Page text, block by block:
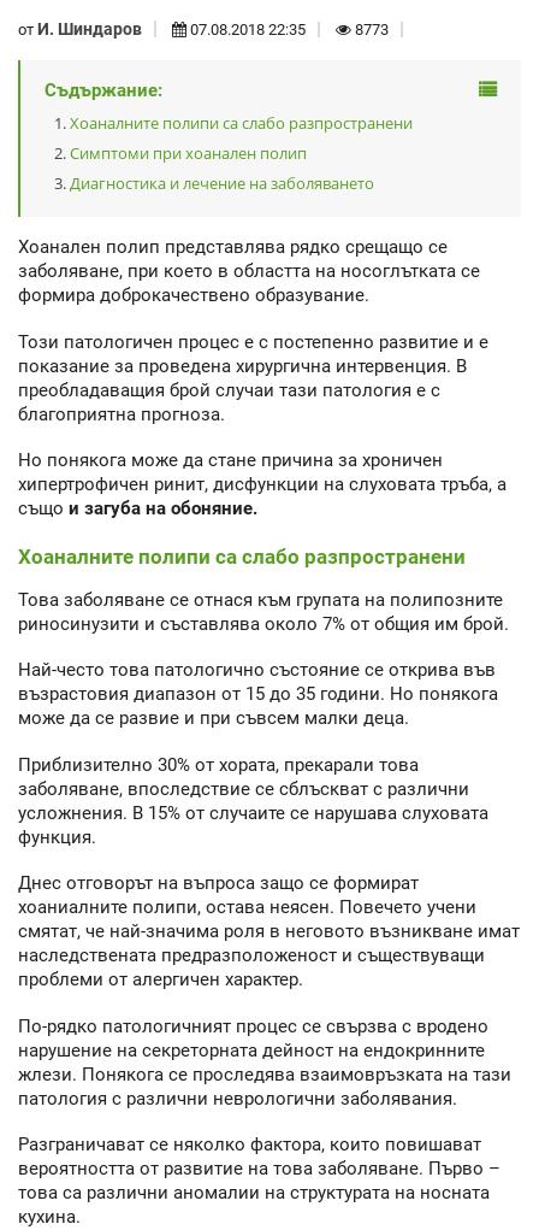
от И. Шиндаров 07.08.2018 22:35 8773
Съдържание:
Хоаналните полипи са слабо разпространени
Симптоми при хоанален полип
Диагностика и лечение на заболяването
Хоанален полип представлява рядко срещащо се
заболяване, при което в областта на носоглътката се
формира доброкачествено образувание.
Този патологичен процес е с постепенно развитие и е
показание за проведена хирургична интервенция. В
преобладаващия брой случаи тази патология е с
благоприятна прогноза.
Но понякога може да стане причина за хроничен
хипертрофичен ринит, дисфункции на слуховата тръба, а
също и загуба на обоняние.
Хоаналните полипи са слабо разпространени
Това заболяване се отнася към групата на полипозните
риносинузити и съставлява около 7% от общия им брой.
Най-често това патологично състояние се открива във
възрастовия диапазон от 15 до 35 години. Но понякога
може да се развие и при съвсем малки деца.
Приблизително 30% от хората, прекарали това
заболяване, впоследствие се сблъскват с различни
усложнения. В 15% от случаите се нарушава слуховата
функция.
Днес отговорът на въпроса защо се формират
хоаниалните полипи, остава неясен. Повечето учени
смятат, че най-значима роля в неговото възникване имат
наследствената предразположеност и съществуващи
проблеми от алергичен характер.
По-рядко патологичният процес се свързва с вродено
нарушение на секреторната дейност на ендокринните
жлези. Понякога се проследява взаимовръзката на тази
патология с различни неврологични заболявания.
Разграничават се няколко фактора, които повишават
вероятността от развитие на това заболяване. Първо –
това са различни аномалии на структурата на носната
кухина.